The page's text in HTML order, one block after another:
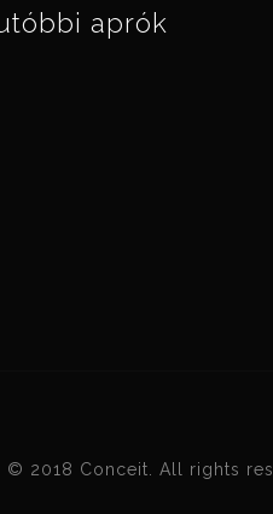
aprók
© 2018 Conceit. All rights